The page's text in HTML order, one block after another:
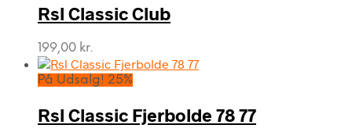
Rsl Classic Club
199,00 kr.
På Udsalg! 25%
Rsl Classic Fjerbolde 78 77